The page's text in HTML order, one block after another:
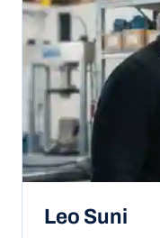
Leo Suni